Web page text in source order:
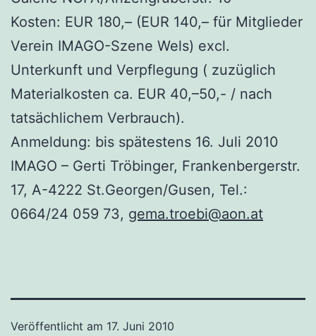
Kosten: EUR 180,– (EUR 140,– für Mitglieder
Verein IMAGO-Szene Wels) excl.
Unterkunft und Verpflegung ( zuzüglich
Materialkosten ca. EUR 40,–50,- / nach
tatsächlichem Verbrauch).
Anmeldung: bis spätestens 16. Juli 2010
IMAGO – Gerti Tröbinger, Frankenbergerstr.
17, A-4222 St.Georgen/Gusen, Tel.:
0664/24 059 73, gema.troebi@aon.at
Veröffentlicht am 17. Juni 2010